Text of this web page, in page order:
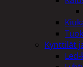
Kynttilät